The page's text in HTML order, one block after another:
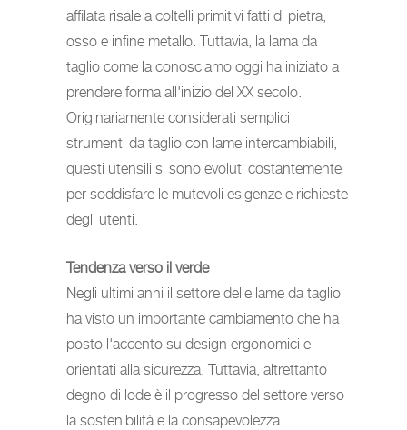
affilata risale a coltelli primitivi fatti di pietra,
osso e infine metallo. Tuttavia, la lama da
taglio come la conosciamo oggi ha iniziato a
prendere forma all'inizio del XX secolo.
Originariamente considerati semplici
strumenti da taglio con lame intercambiabili,
questi utensili si sono evoluti costantemente
per soddisfare le mutevoli esigenze e richieste
degli utenti.
Tendenza verso il verde
Negli ultimi anni il settore delle lame da taglio
ha visto un importante cambiamento che ha
posto l'accento su design ergonomici e
orientati alla sicurezza. Tuttavia, altrettanto
degno di lode è il progresso del settore verso
la sostenibilità e la consapevolezza